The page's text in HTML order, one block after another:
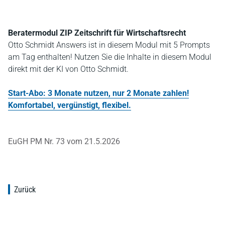
Beratermodul ZIP Zeitschrift für Wirtschaftsrecht
Otto Schmidt Answers ist in diesem Modul mit 5 Prompts
am Tag enthalten! Nutzen Sie die Inhalte in diesem Modul
direkt mit der KI von Otto Schmidt.
Start-Abo: 3 Monate nutzen, nur 2 Monate zahlen!
Komfortabel, vergünstigt, flexibel.
EuGH PM Nr. 73 vom 21.5.2026
Zurück